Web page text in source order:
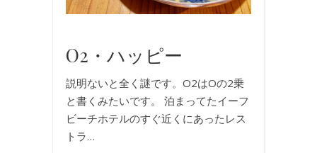
O2・ハッピー
説明ないと全く謎です。O2はOの2乗
と書くみたいです。 泊まってたイーフ
ビーチホテルのすぐ近くにあったレス
トラ…